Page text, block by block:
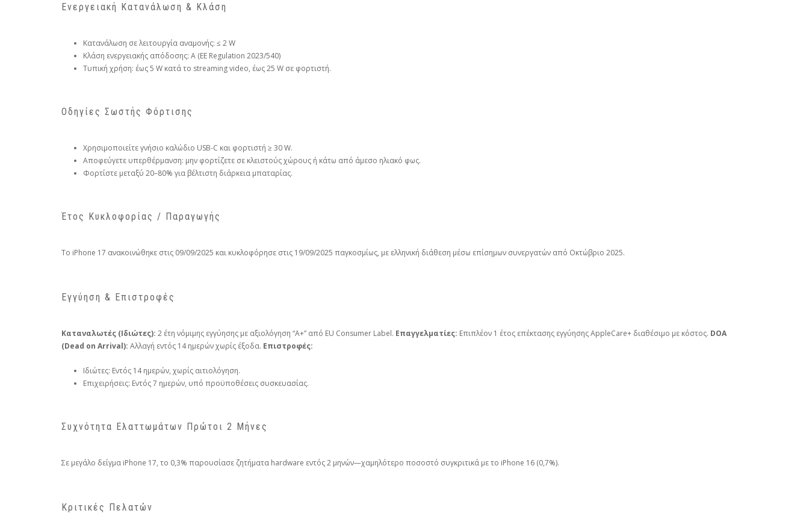
Ενεργειακή Κατανάλωση & Κλάση
Κατανάλωση σε λειτουργία αναμονής: ≤ 2 W
Κλάση ενεργειακής απόδοσης: A (ΕΕ Regulation 2023/540)
Τυπική χρήση: έως 5 W κατά το streaming video, έως 25 W σε φορτιστή.
Οδηγίες Σωστής Φόρτισης
Χρησιμοποιείτε γνήσιο καλώδιο USB-C και φορτιστή ≥ 30 W.
Αποφεύγετε υπερθέρμανση: μην φορτίζετε σε κλειστούς χώρους ή κάτω από άμεσο ηλιακό φως.
Φορτίστε μεταξύ 20–80% για βέλτιστη διάρκεια μπαταρίας.
Έτος Κυκλοφορίας / Παραγωγής
Το iPhone 17 ανακοινώθηκε στις 09/09/2025 και κυκλοφόρησε στις 19/09/2025 παγκοσμίως, με ελληνική διάθεση μέσω επίσημων συνεργατών από Οκτώβριο 2025.
Εγγύηση & Επιστροφές
Καταναλωτές (Ιδιώτες): 2 έτη νόμιμης εγγύησης με αξιολόγηση “Α+” από EU Consumer Label. Επαγγελματίες: Επιπλέον 1 έτος επέκτασης εγγύησης AppleCare+ διαθέσιμο με κόστος. DOA
(Dead on Arrival): Αλλαγή εντός 14 ημερών χωρίς έξοδα. Επιστροφές:
Ιδιώτες: Εντός 14 ημερών, χωρίς αιτιολόγηση.
Επιχειρήσεις: Εντός 7 ημερών, υπό προϋποθέσεις συσκευασίας.
Συχνότητα Ελαττωμάτων Πρώτοι 2 Μήνες
Σε μεγάλο δείγμα iPhone 17, το 0,3% παρουσίασε ζητήματα hardware εντός 2 μηνών—χαμηλότερο ποσοστό συγκριτικά με το iPhone 16 (0,7%).
Κριτικές Πελατών